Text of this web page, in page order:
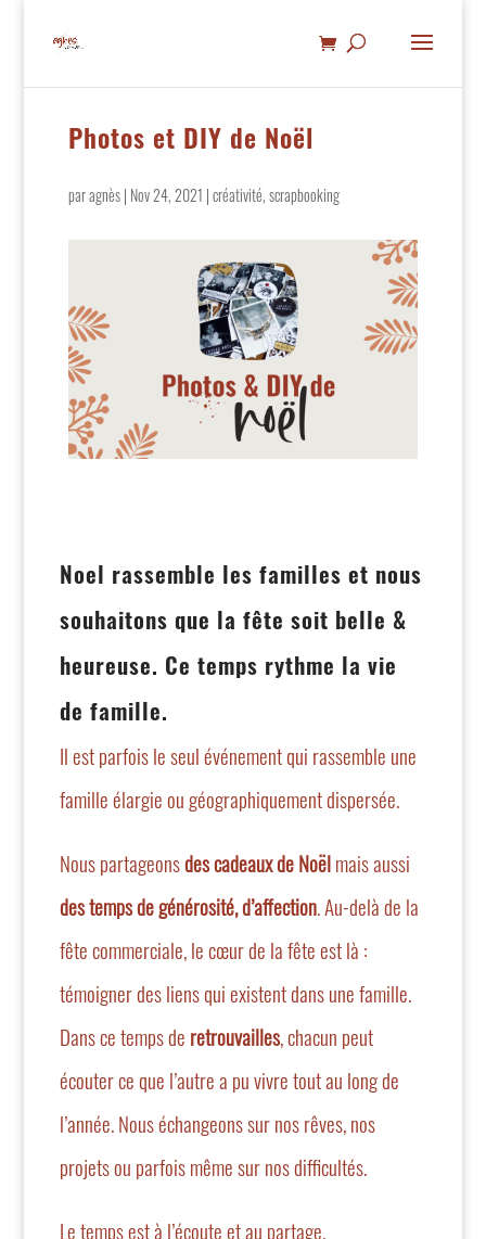
Photos et DIY de Noël
paragnès| Nov 24, 2021 |créativité,scrapbooking
Noel rassemble les familles et nous
souhaitons que la fête soit belle &
heureuse. Ce temps rythme la vie
de famille.
Il est parfois le seul événement qui rassemble une
famille élargie ou géographiquement dispersée.
Nous partageonsdes cadeaux de Noëlmais aussi
des temps de générosité, d’affection. Au-delà de la
fête commerciale, le cœur de la fête est là :
témoigner des liens qui existent dans une famille.
Dans ce temps de retrouvailles, chacun peut
écouter ce que l’autre a pu vivre tout au long de
l’année. Nous échangeons sur nos rêves, nos
projets ou parfois même sur nos difficultés.
Le temps est à l’écoute et au partage.